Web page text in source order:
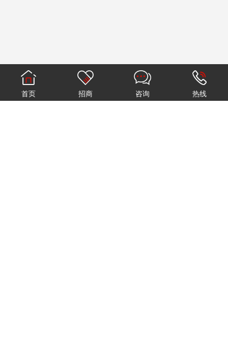
首页 招商 咨询 热线